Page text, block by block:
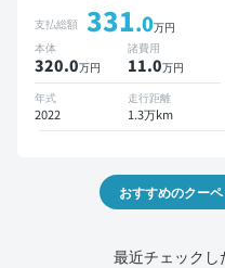
ー ドライブレコーダー
支払総額 331.0万円
本体
320.0万円
諸費用
11.0万円
年式
2022
走行距離
1.3万km
おすすめのクー
最近チェック